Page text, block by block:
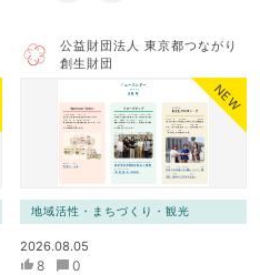
公益財団法人 東京都つながり
創生財団
NEW
地域活性・まちづくり・観光
2026.08.05
8 0